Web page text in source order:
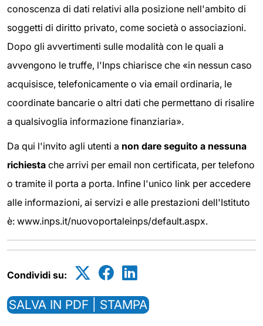
conoscenza di dati relativi alla posizione nell'ambito di
soggetti di diritto privato, come società o associazioni.
Dopo gli avvertimenti sulle modalità con le quali a
avvengono le truffe, l'Inps chiarisce che «in nessun caso
acquisisce, telefonicamente o via email ordinaria, le
coordinate bancarie o altri dati che permettano di risalire
a qualsivoglia informazione finanziaria».
Da qui l'invito agli utenti a non dare seguito a nessuna
richiesta che arrivi per email non certificata, per telefono
o tramite il porta a porta. Infine l'unico link per accedere
alle informazioni, ai servizi e alle prestazioni dell'Istituto
è: www.inps.it/nuovoportaleinps/default.aspx.
Condividi su:
SALVA IN PDF | STAMPA